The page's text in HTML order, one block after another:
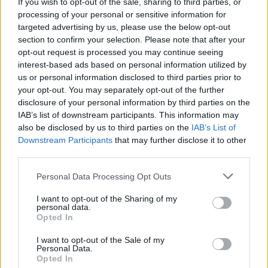
processing of your personal or sensitive information for
targeted advertising by us, please use the below opt-out
section to confirm your selection. Please note that after your
opt-out request is processed you may continue seeing
interest-based ads based on personal information utilized by
us or personal information disclosed to third parties prior to
your opt-out. You may separately opt-out of the further
disclosure of your personal information by third parties on the
IAB’s list of downstream participants. This information may
also be disclosed by us to third parties on the IAB’s List of
Downstream Participants that may further disclose it to other
Personal Data Processing Opt Outs
I want to opt-out of the Sharing of my
personal data.
Opted In
I want to opt-out of the Sale of my
Personal Data.
Opted In
Viohalco: Αυξημένος κατά 14%
ο τζίρος στο α' εξάμηνο, στα 4,3
δισ. ευρώ – Στα 446 εκατ. ευρώ
τα EBITDA
TV: Η σκακιέρα της νέας σεζόν
IAB Hellas: Νέα Διοικούσα Επιτροπή και νέο Διοικητικό Συμβούλιο -
Πρόεδρος ο Γαληνός Γιαγλής
την κορυφή της
αποδοτικότητας
δολάρια στην KG Mobility
Το FIAT 500 Hybrid τώρα από 18.990 ευρώ